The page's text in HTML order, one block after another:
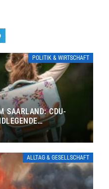
POLITIK & WIRTSCHAFT
SAARLAND: CDU-
ALLTAG & GESELLSCHAFT